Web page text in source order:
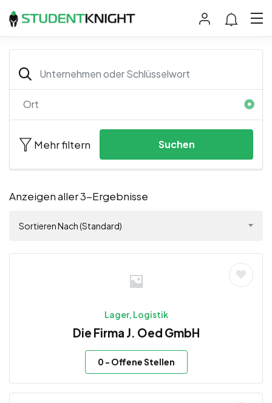
Mehr filtern Suchen
Anzeigen aller 3-Ergebnisse
Sortieren Nach (Standard)
Lager, Logistik
Die Firma J. Oed GmbH
0 - Offene Stellen